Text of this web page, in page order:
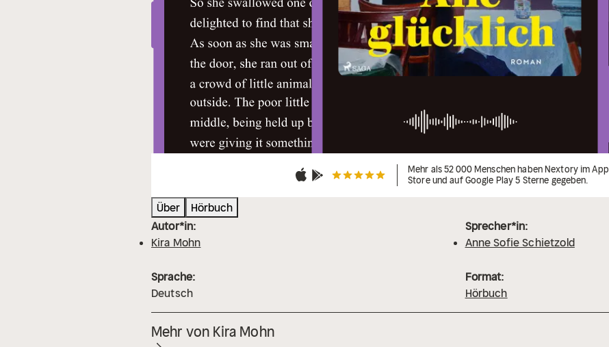
Mehr als 52 000 Menschen haben Nextory im App
Store und auf Google Play 5 Sterne gegeben.
Über
Hörbuch
Autor*in:
Kira Mohn
Sprecher*in:
Anne Sofie Schietzold
Sprache:
Deutsch
Format:
Hörbuch
Mehr von Kira Mohn